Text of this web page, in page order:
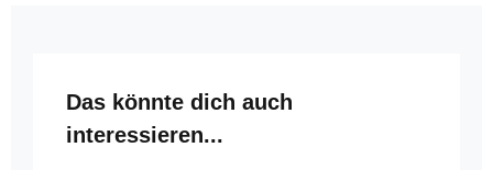
Produktgalerie überspringen
Das könnte dich auch
interessieren...